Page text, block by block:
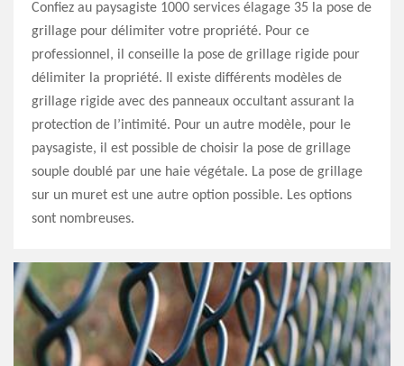
Confiez au paysagiste 1000 services élagage 35 la pose de
grillage pour délimiter votre propriété. Pour ce
professionnel, il conseille la pose de grillage rigide pour
délimiter la propriété. Il existe différents modèles de
grillage rigide avec des panneaux occultant assurant la
protection de l’intimité. Pour un autre modèle, pour le
paysagiste, il est possible de choisir la pose de grillage
souple doublé par une haie végétale. La pose de grillage
sur un muret est une autre option possible. Les options
sont nombreuses.